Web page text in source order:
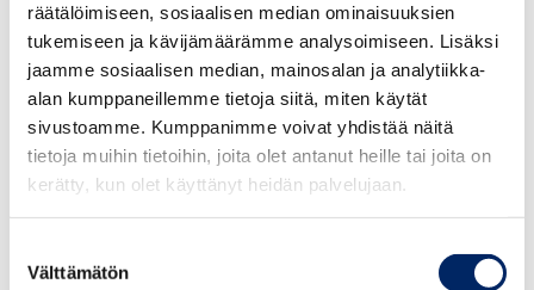
räätälöimiseen, sosiaalisen median ominaisuuksien
tukemiseen ja kävijämäärämme analysoimiseen. Lisäksi
jaamme sosiaalisen median, mainosalan ja analytiikka-
alan kumppaneillemme tietoja siitä, miten käytät
sivustoamme. Kumppanimme voivat yhdistää näitä
tietoja muihin tietoihin, joita olet antanut heille tai joita on
kerätty, kun olet käyttänyt heidän palvelujaan.
valinta
Välttämätön
sidottu sisällön tekemiseen, eikä vaikuttajalle ole annettu
ohjeita tai ehtoja julkaisun suhteen. Vaikuttaja on
26.9.2025 maksanut seitsemästä eri tuotteesta
koostuvat ostoksensa, mukaan lukien varsi-imurin, sadan
euron lahjakortilla ja ylimenevän osuuden maksukortilla.
Tämän jälkeen vaikuttaja on julkaissut sisältöä Instagram-
osallisena sisällön tuottamisessa. Koska kysymyksessä